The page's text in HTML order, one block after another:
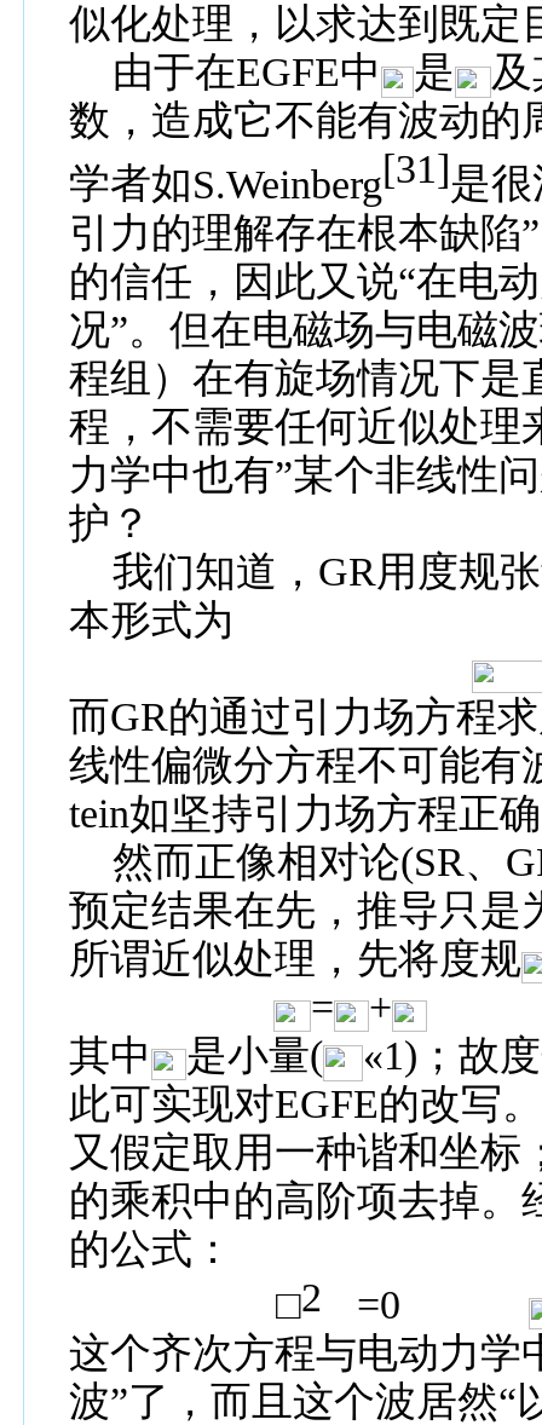
似化处理，以求达到既定
由于在EGFE中 是
数，造成它不能有波动的
学者如S.Weinberg[31]是
引力的理解存在根本缺陷
的信任，因此又说“在电
况”。但在电磁场与电磁
程组）在有旋场情况下是
程，不需要任何近似处理
力学中也有”某个非线性
护？
我们知道， GR用度规
本形式为
而GR的通过引力场方程
线性偏微分方程不可能有
tein如坚持引力场方程正
然而正像相对论(SR、
预定结果在先，推导只是
所谓近似处理，先将度规
=
+
其中
是小量( «1) ；故
此可实现对EGFE的改写
又假定取用一种谐和坐标
的乘积中的高阶项去掉。
的公式：
□2
=0
这个齐次方程与电动力学
波”了，而且这个波居然“